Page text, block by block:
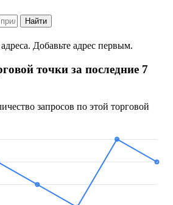
Найти
Добавьте адрес первым.
точки за последние 7
запросов по этой торговой